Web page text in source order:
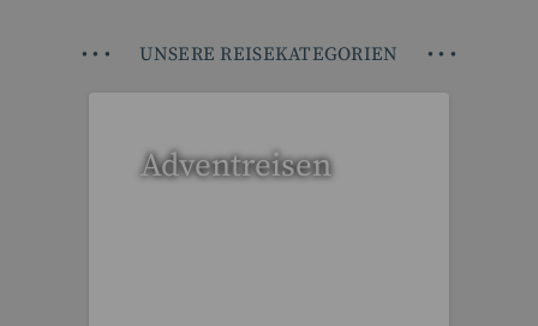
• • • UNSERE REISEKATEGORIEN • • •
Adventreisen